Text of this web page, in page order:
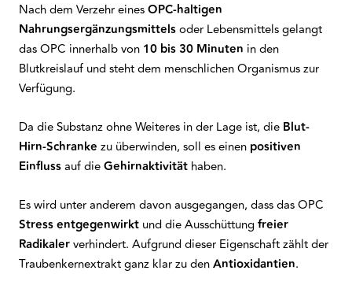
Nach dem Verzehr einesOPC-haltigen
Nahrungsergänzungsmittelsoder Lebensmittels gelangt
das OPC innerhalb von 10 bis 30 Minuten in den
Blutkreislauf und steht dem menschlichen Organismus zur
Verfügung.
Da die Substanz ohne Weiteres in der Lage ist, die Blut-
Hirn-Schranke zu überwinden, soll es einen positiven
Einflussauf dieGehirnaktivität haben.
Es wird unter anderem davon ausgegangen, dass das OPC
Stressentgegenwirkt und die Ausschüttungfreier
Radikalerverhindert. Aufgrund dieser Eigenschaft zählt der
Traubenkernextrakt ganz klar zu denAntioxidantien.